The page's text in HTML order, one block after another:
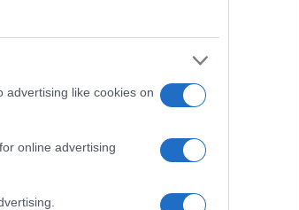
advertising like cookies on
online advertising